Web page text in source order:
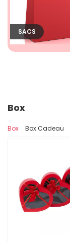
SACS
Box
Box Box Cadeau